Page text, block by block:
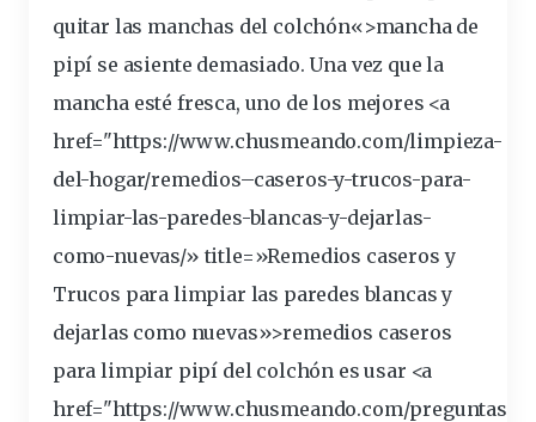
quitar las manchas del colchón«>mancha de
pipí se asiente demasiado. Una vez que la
mancha esté fresca, uno de los mejores <a
href="https://www.chusmeando.com/limpieza-
del-hogar/remedios–caseros-y-trucos-para-
limpiar-las-paredes-blancas-y-dejarlas-
como-nuevas/» title=»Remedios caseros y
Trucos para limpiar las paredes blancas y
dejarlas como nuevas»>remedios caseros
para limpiar pipí del colchón es usar <a
href="https://www.chusmeando.com/preguntas-